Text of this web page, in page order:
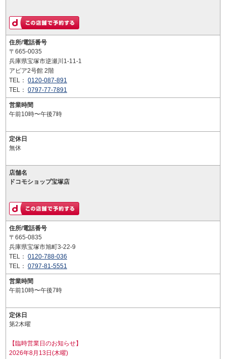
住所/電話番号
〒665-0035
兵庫県宝塚市逆瀬川1-11-1
アピア2号館 2階
TEL： 0120-087-891
TEL： 0797-77-7891
営業時間
午前10時〜午後7時
定休日
無休
店舗名
ドコモショップ宝塚店
住所/電話番号
〒665-0835
兵庫県宝塚市旭町3-22-9
TEL： 0120-788-036
TEL： 0797-81-5551
営業時間
午前10時〜午後7時
定休日
第2木曜
【臨時営業日のお知らせ】
2026年8月13日(木曜)